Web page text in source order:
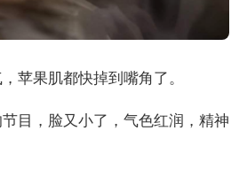
苹果肌都快掉到嘴角了。
目，脸又小了，气色红润，精神